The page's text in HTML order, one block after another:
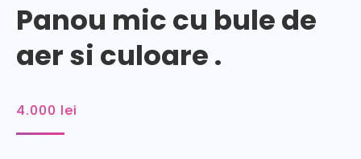
Panou mic cu bule de
aer si culoare .
4.000 lei